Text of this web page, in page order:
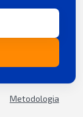
Metodologia